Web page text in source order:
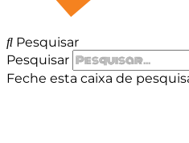
Pesquisar
Pesquisar
Feche esta caixa de